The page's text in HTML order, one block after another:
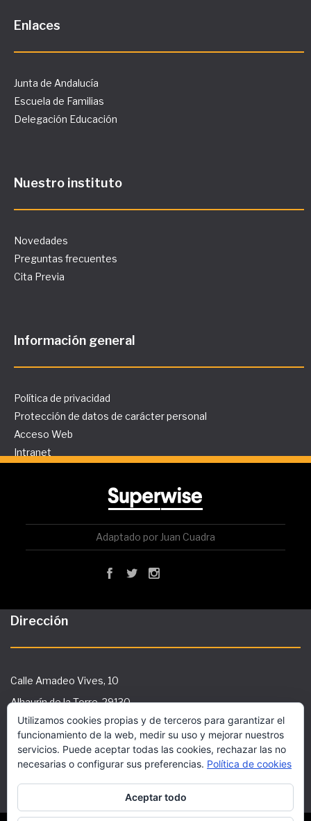
Este sitio utiliza cookies funcionales y scripts
Enlaces
Junta de Andalucía
Escuela de Familias
Delegación Educación
Nuestro instituto
Novedades
Preguntas frecuentes
Cita Previa
Información general
Política de privacidad
Protección de datos de carácter personal
Acceso Web
Intranet
Adaptado por Juan Cuadra
Dirección
Calle Amadeo Vives, 10
Alhaurín de la Torre, 29130
Tlf: 951 29 36 91
secretaria@ies-galileo.com
Utilizamos cookies propias y de terceros para garantizar el
funcionamiento de la web, medir su uso y mejorar nuestros
servicios. Puede aceptar todas las cookies, rechazar las no
necesarias o configurar sus preferencias. Política de cookies
Aceptar todo